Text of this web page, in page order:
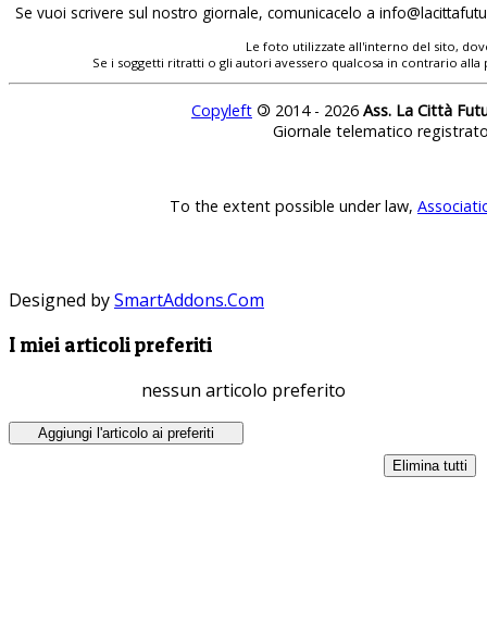
Se vuoi scrivere sul nostro giornale, comunicacelo a
Le foto utilizzate all'interno del sito,
Se i soggetti ritratti o gli autori avessero qualcosa in contrario
Copyleft © 2014 - 2026 Ass. La Città
Giornale telematico
To the extent possible under law,
Designed bySmartAddons.Com
I miei articoli preferiti
nessun articolo preferito